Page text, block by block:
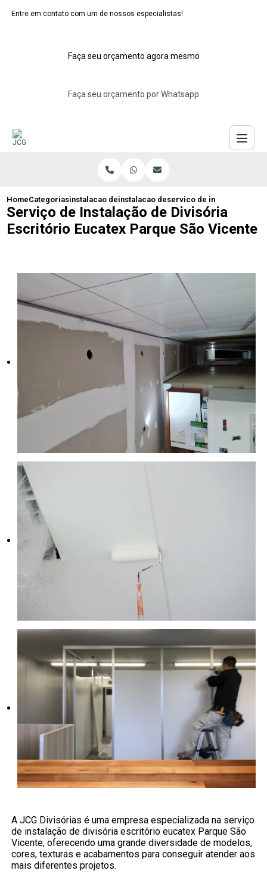
Entre em contato com um de nossos especialistas!
Faça seu orçamento agora mesmo
Faça seu orçamento por Whatsapp
HomeCategoriasinstalacao de dividorias eucatex
instalacao de divisoria acustica eucatex
servico de instalacao de
Serviço de Instalação de Divisória
Escritório Eucatex Parque São Vicente
A JCG Divisórias é uma empresa especializada na serviço
de instalação de divisória escritório eucatex Parque São
Vicente, oferecendo uma grande diversidade de modelos,
cores, texturas e acabamentos para conseguir atender aos
mais diferentes projetos.